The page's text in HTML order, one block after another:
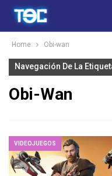
Home Obi-wan
Navegación De La
Obi-Wan
VIDEOJUEGOS